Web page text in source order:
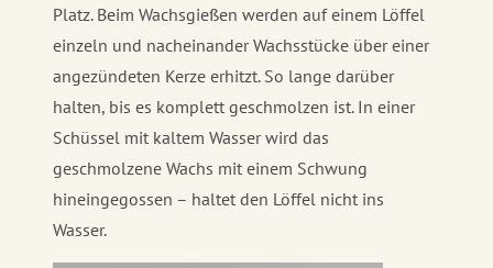
Platz. Beim Wachsgießen werden auf einem Löffel
einzeln und nacheinander Wachsstücke über einer
angezündeten Kerze erhitzt. So lange darüber
halten, bis es komplett geschmolzen ist. In einer
Schüssel mit kaltem Wasser wird das
geschmolzene Wachs mit einem Schwung
hineingegossen – haltet den Löffel nicht ins
Wasser.